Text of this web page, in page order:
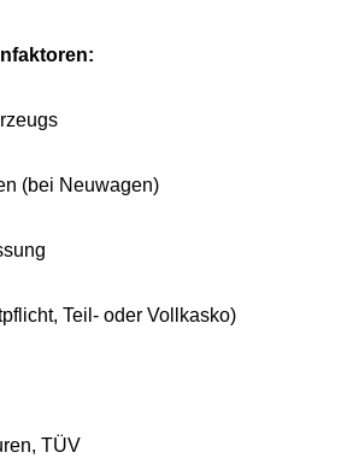
(bei Neuwagen)
Teil- oder Vollkasko)
TÜV